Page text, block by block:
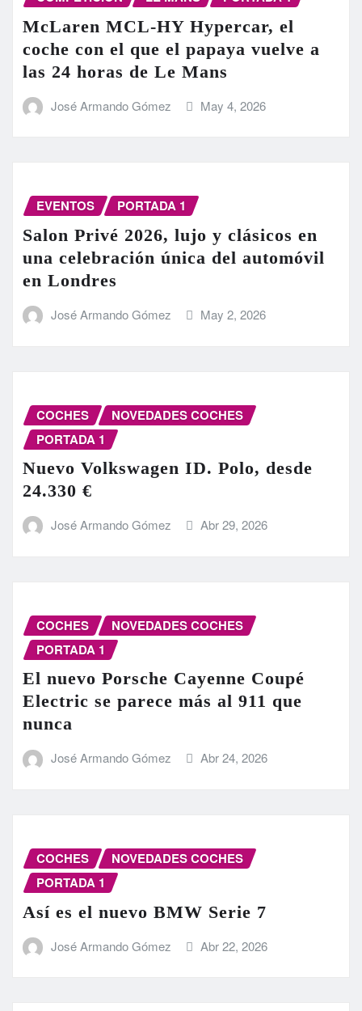
McLaren MCL-HY Hypercar, el
coche con el que el papaya vuelve a
las 24 horas de Le Mans
José Armando Gómez May 4, 2026
EVENTOS PORTADA 1
Salon Privé 2026, lujo y clásicos en
una celebración única del automóvil
en Londres
José Armando Gómez May 2, 2026
COCHES
NOVEDADES COCHES
PORTADA 1
Nuevo Volkswagen ID. Polo, desde
24.330 €
José Armando Gómez Abr 29, 2026
COCHES
NOVEDADES COCHES
PORTADA 1
El nuevo Porsche Cayenne Coupé
Electric se parece más al 911 que
nunca
José Armando Gómez Abr 24, 2026
COCHES
NOVEDADES COCHES
PORTADA 1
Así es el nuevo BMW Serie 7
José Armando Gómez Abr 22, 2026